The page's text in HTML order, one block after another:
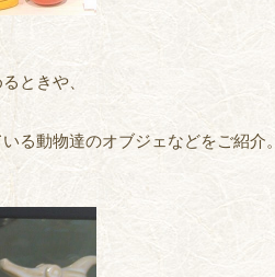
ときや、
る動物達のオブジェなどをご紹介。